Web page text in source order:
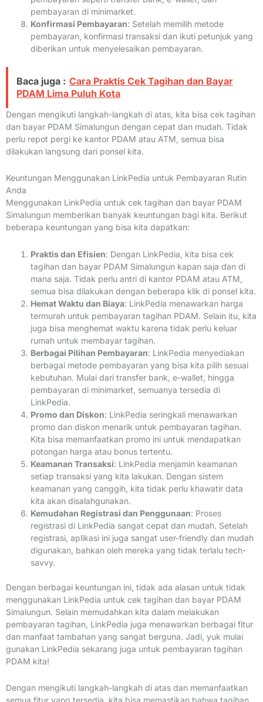
pembayaran di minimarket.
Konfirmasi Pembayaran: Setelah memilih metode
pembayaran, konfirmasi transaksi dan ikuti petunjuk yang
diberikan untuk menyelesaikan pembayaran.
Baca juga : Cara Praktis Cek Tagihan dan Bayar
PDAM Lima Puluh Kota
Dengan mengikuti langkah-langkah di atas, kita bisa cek tagihan
dan bayar PDAM Simalungun dengan cepat dan mudah. Tidak
perlu repot pergi ke kantor PDAM atau ATM, semua bisa
dilakukan langsung dari ponsel kita.
Keuntungan Menggunakan LinkPedia untuk Pembayaran Rutin
Anda
Menggunakan LinkPedia untuk cek tagihan dan bayar PDAM
Simalungun memberikan banyak keuntungan bagi kita. Berikut
beberapa keuntungan yang bisa kita dapatkan:
Praktis dan Efisien: Dengan LinkPedia, kita bisa cek
tagihan dan bayar PDAM Simalungun kapan saja dan di
mana saja. Tidak perlu antri di kantor PDAM atau ATM,
semua bisa dilakukan dengan beberapa klik di ponsel kita.
Hemat Waktu dan Biaya: LinkPedia menawarkan harga
termurah untuk pembayaran tagihan PDAM. Selain itu, kita
juga bisa menghemat waktu karena tidak perlu keluar
rumah untuk membayar tagihan.
Berbagai Pilihan Pembayaran: LinkPedia menyediakan
berbagai metode pembayaran yang bisa kita pilih sesuai
kebutuhan. Mulai dari transfer bank, e-wallet, hingga
pembayaran di minimarket, semuanya tersedia di
LinkPedia.
Promo dan Diskon: LinkPedia seringkali menawarkan
promo dan diskon menarik untuk pembayaran tagihan.
Kita bisa memanfaatkan promo ini untuk mendapatkan
potongan harga atau bonus tertentu.
Keamanan Transaksi: LinkPedia menjamin keamanan
setiap transaksi yang kita lakukan. Dengan sistem
keamanan yang canggih, kita tidak perlu khawatir data
kita akan disalahgunakan.
Kemudahan Registrasi dan Penggunaan: Proses
registrasi di LinkPedia sangat cepat dan mudah. Setelah
registrasi, aplikasi ini juga sangat user-friendly dan mudah
digunakan, bahkan oleh mereka yang tidak terlalu tech-
savvy.
Dengan berbagai keuntungan ini, tidak ada alasan untuk tidak
menggunakan LinkPedia untuk cek tagihan dan bayar PDAM
Simalungun. Selain memudahkan kita dalam melakukan
pembayaran tagihan, LinkPedia juga menawarkan berbagai fitur
dan manfaat tambahan yang sangat berguna. Jadi, yuk mulai
gunakan LinkPedia sekarang juga untuk pembayaran tagihan
PDAM kita!
Dengan mengikuti langkah-langkah di atas dan memanfaatkan